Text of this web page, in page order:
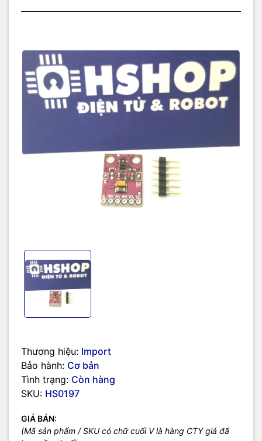
Thương hiệu: Import
Bảo hành: Cơ bản
Tình trạng: Còn hàng
SKU: HS0197
GIÁ BÁN:
(Mã sản phẩm / SKU có chữ cuối V là hàng CTY giá đã
Kích thước: 20.6 x 15.1mm
Code mẫu Arduino.